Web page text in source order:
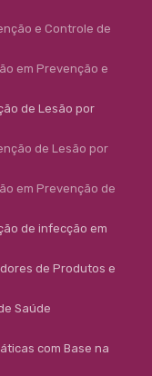
e Controle de
em Prevenção e
de Lesão por
de Lesão por
em Prevenção de
de infecção em
de Produtos e
Saúde
com Base na